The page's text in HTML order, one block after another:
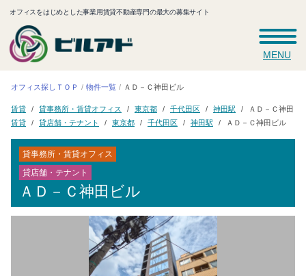
オフィスをはじめとした事業用賃貸不動産専門の最大の募集サイト
MENU
オフィス探しＴＯＰ 物件一覧 ＡＤ－Ｃ神田ビル
賃貸 貸事務所・賃貸オフィス 東京都 千代田区 神田駅 ＡＤ－Ｃ神田ビ
賃貸 貸店舗・テナント 東京都 千代田区 神田駅 ＡＤ－Ｃ神田ビル
貸事務所・賃貸オフィス
貸店舗・テナント
ＡＤ－Ｃ神田ビル